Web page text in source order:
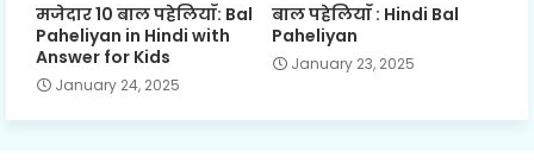
मजेदार 10 बाल पहेलियाँ: Bal
Paheliyan in Hindi with
Answer for Kids
January 24, 2025
बाल पहेलियाँ : Hindi Bal
Paheliyan
January 23, 2025